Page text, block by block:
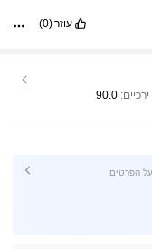
עוזר(0)
ירכיים: 90.0
הפרטים